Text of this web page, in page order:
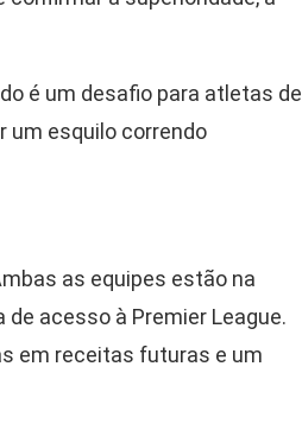
é um desafio para atletas de
um esquilo correndo
as equipes estão na
acesso à Premier League.
em receitas futuras e um